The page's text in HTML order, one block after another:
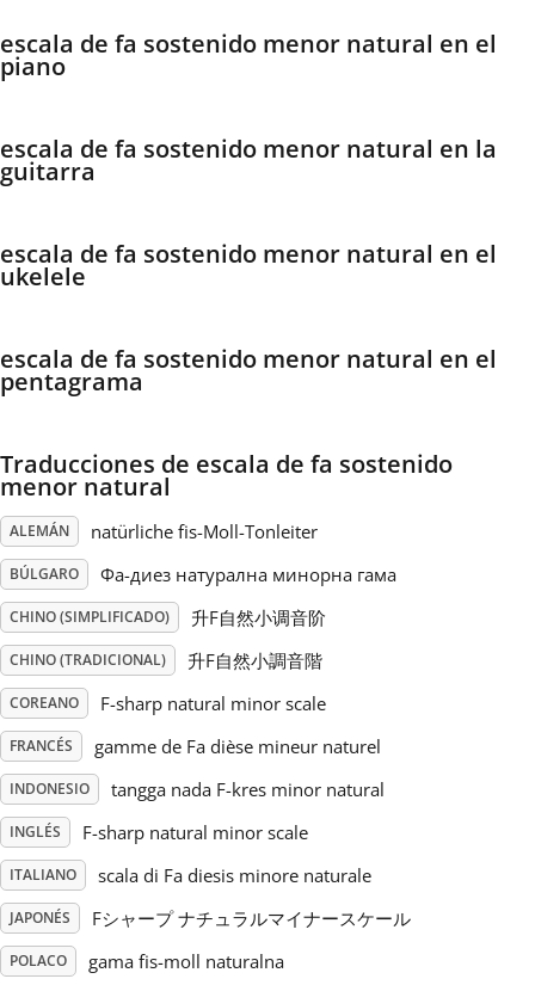
한국어
日本語
Русский
Svenska
Tiếng Việt
Українська
简体中文
繁體中文
escala de fa sostenido menor natural en el
piano
escala de fa sostenido menor natural en la
guitarra
escala de fa sostenido menor natural en el
ukelele
escala de fa sostenido menor natural en el
pentagrama
Traducciones de escala de fa sostenido
menor natural
ALEMÁN natürliche fis-Moll-Tonleiter
BÚLGARO Фа-диез натурална минорна гама
CHINO (SIMPLIFICADO) 升F自然小调音阶
CHINO (TRADICIONAL) 升F自然小調音階
COREANO F-sharp natural minor scale
FRANCÉS gamme de Fa dièse mineur naturel
INDONESIO tangga nada F-kres minor natural
INGLÉS F-sharp natural minor scale
ITALIANO scala di Fa diesis minore naturale
JAPONÉS Fシャープ ナチュラルマイナースケール
POLACO gama fis-moll naturalna